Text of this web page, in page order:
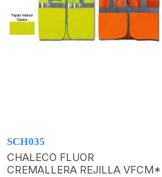
SCH035
CHALECO FLUOR
CREMALLERA REJILLA VFCM*